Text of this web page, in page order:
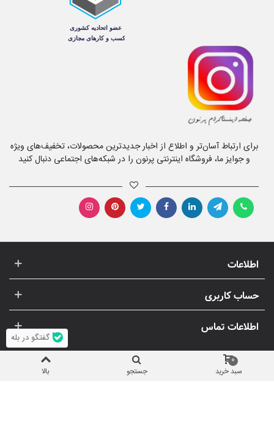
برای ارتباط آسان‌تر و اطلاع از اخبار جدیدترین محصولات، تخفیف‌های ویژه
و جوایز ما، فروشگاه اینترنتی پرنون را در شبکه‌های اجتماعی دنبال کنید
اطلاعات
حساب کاربری
اطلاعات تماس
سبد خرید
0
جستجو بالا
گفتگو در بله